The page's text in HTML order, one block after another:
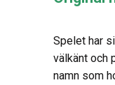
Spelet har
välkänt och
namn som